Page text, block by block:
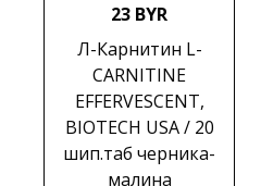
23 BYR
Л-Карнитин L-
CARNITINE
EFFERVESCENT,
BIOTECH USA / 20
шип.таб черника-
малина